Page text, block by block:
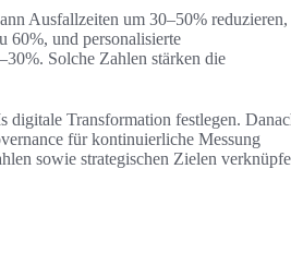
Ausfallzeiten um 30–50% reduzieren,
60%, und personalisierte
Solche Zahlen stärken die
Transformation festlegen.
für kontinuierliche Messung
sowie strategischen Zielen